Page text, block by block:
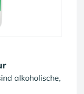
alkoholische,